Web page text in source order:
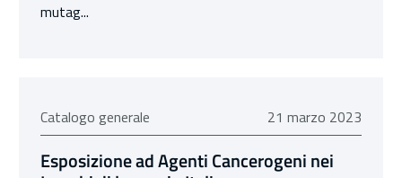
mutag...
Catalogo generale 21 marzo 2023
21 marzo 2023
Esposizione ad Agenti Cancerogeni nei